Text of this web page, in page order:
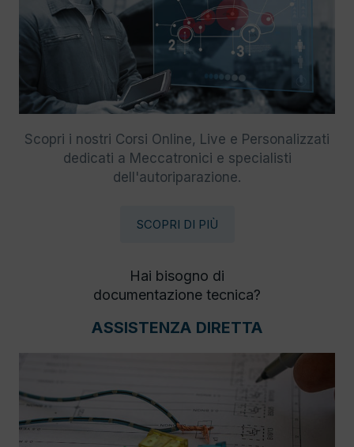
Scopri i nostri Corsi Online, Live e Personalizzati
dedicati a Meccatronici e specialisti
dell'autoriparazione.
SCOPRI DI PIÙ
Hai bisogno di
documentazione tecnica?
ASSISTENZA DIRETTA